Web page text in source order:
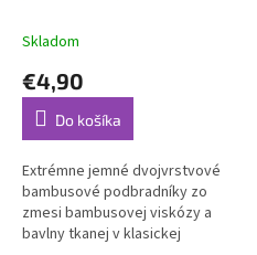
Skladom
€4,90
Do košíka
Extrémne jemné dvojvrstvové
bambusové podbradníky zo
zmesi bambusovej viskózy a
bavlny tkanej v klasickej